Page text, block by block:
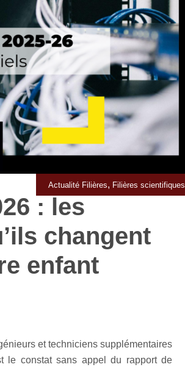
Actualité Filières, Filières scientifiques
: les
changent
enfant
et techniciens supplémentaires
le constat sans appel du rapport de